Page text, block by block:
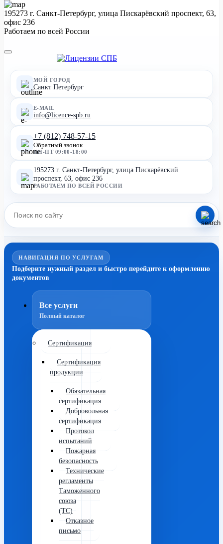
195273 г. Санкт-Петербург, улица Пискарёвский проспект, 63,
офис 236
Работаем по всей России
МОЙ ГОРОД
Санкт Петербург
E-MAIL
info@licence-spb.ru
+7 (812) 748-57-15
Обратный звонок
ПН-ПТ 09:00-18:00
195273 г. Санкт-Петербург, улица Пискарёвский
проспект, 63, офис 236
РАБОТАЕМ ПО ВСЕЙ РОССИИ
НАВИГАЦИЯ ПО УСЛУГАМ
Подберите нужный раздел и быстро перейдите к оформлению
документов
Все услуги
Полный каталог
Сертификация
Сертификация
продукции
Обязательная
сертификация
Добровольная
сертификация
Протокол
испытаний
Пожарная
безопасность
Технические
регламенты
Таможенного
союза
(ТС)
Отказное
письмо